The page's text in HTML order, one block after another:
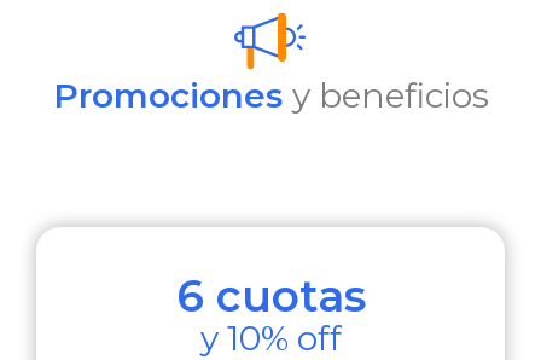
Promociones y beneficios
6 cuotas
y 10% off